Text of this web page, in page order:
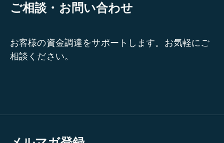
ご相談・お問い合わせ
お客様の資金調達をサポートします。お気軽にご
相談ください。